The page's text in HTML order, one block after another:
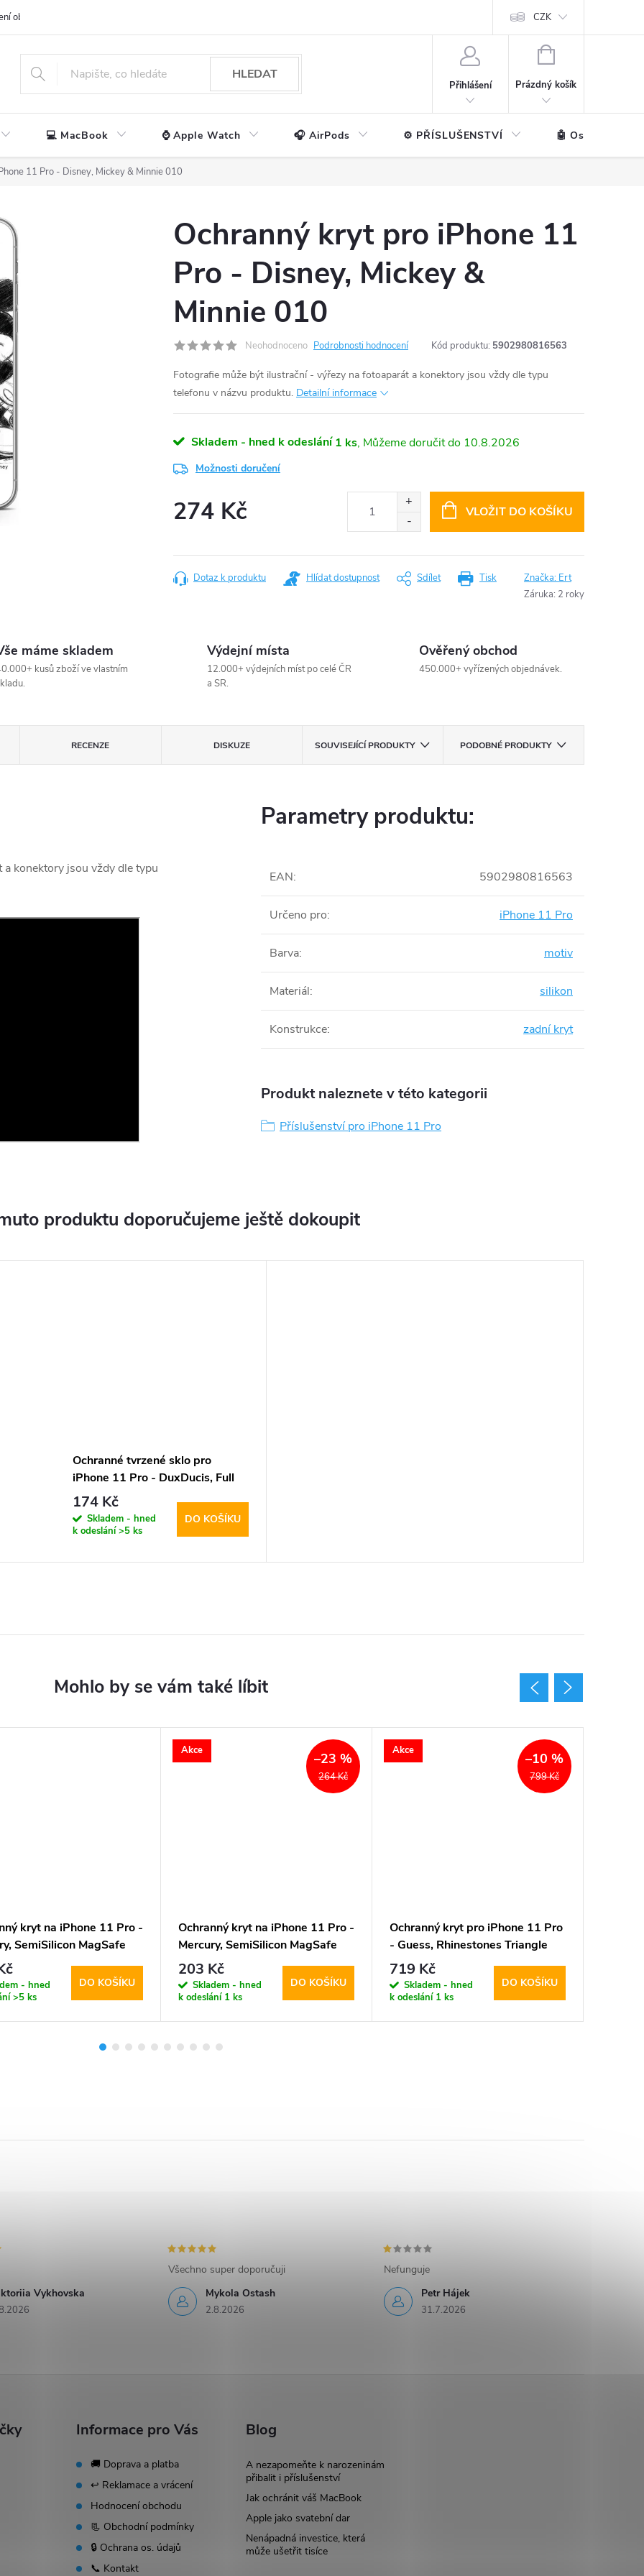
obchodu CZK
HLEDAT
Přihlášení
NÁKUPNÍ
Prázdný košík
💻 MacBook ⌚ Apple Watch 🎧 AirPods ⚙️ PŘÍSLUŠENSTVÍ 🤖 Ostatní
11 Pro - Disney, Mickey & Minnie 010
Ochranný kryt pro iPhone 11
Pro - Disney, Mickey &
Minnie 010
Neohodnoceno Podrobnosti hodnocení Kód produktu: 5902980816563
Fotografie může být ilustrační - výřezy na fotoaparát a konektory jsou vždy dle typu
telefonu v názvu produktu. Detailní informace
Skladem - hned k odeslání 1 ks 10.8.2026
Možnosti doručení
274 Kč VLOŽIT DO KOŠÍKU
Tisk
Dotaz k produktu Hlídat dostupnost Sdílet Značka: Ert
Záruka: 2 roky
máme skladem
kusů zboží ve vlastním
Výdejní místa
12.000+ výdejních míst po celé ČR
a SR.
Ověřený obchod
450.000+ vyřízených objednávek.
RECENZE DISKUZE SOUVISEJÍCÍ PRODUKTY PODOBNÉ PRODUKTY
konektory jsou vždy dle typu
Parametry produktu:
EAN: 5902980816563
Určeno pro: iPhone 11 Pro
Barva: motiv
Materiál: silikon
Konstrukce: zadní kryt
Produkt naleznete v této kategorii
Příslušenství pro iPhone 11 Pro
produktu doporučujeme ještě dokoupit
Ochranné tvrzené sklo pro
iPhone 11 Pro - DuxDucis, Full
Glass Black
174 Kč
Skladem - hned
k odeslání>5 ks
DO KOŠÍKU
kryt na iPhone 11 Pro -
SemiSilicon MagSafe
- hned
>5 ks
DO KOŠÍKU
Akce
264 Kč
–23 %
Ochranný kryt na iPhone 11 Pro -
Mercury, SemiSilicon MagSafe
Blue
203 Kč
Skladem - hned
k odeslání 1 ks
DO KOŠÍKU
Akce
799 Kč
–10 %
Ochranný kryt pro iPhone 11 Pro
- Guess, Rhinestones Triangle
Metal Logo Gold
719 Kč
Skladem - hned
k odeslání 1 ks
DO KOŠÍKU
Vykhovska Mykola Ostash
2.8.2026
Všechno super doporučuji
Petr Hájek
31.7.2026
Nefunguje
Informace pro Vás
🚚 Doprava a platba
↩️ Reklamace a vrácení
Hodnocení obchodu
📃 Obchodní podmínky
🔒 Ochrana os. údajů
📞 Kontakt
Blog
A nezapomeňte k narozeninám
přibalit i příslušenství
Jak ochránit váš MacBook
Apple jako svatební dar
Nenápadná investice, která
může ušetřit tisíce